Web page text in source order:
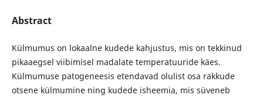
Abstract
Külmumus on lokaalne kudede kahjustus, mis on tekkinud
pikaaegsel viibimisel madalate temperatuuride käes.
Külmumuse patogeneesis etendavad olulist osa rakkude
otsene külmumine ning kudede isheemia, mis süveneb